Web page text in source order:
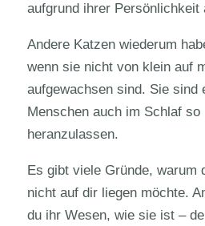
aufgrund ihrer Persönlichkeit
Andere Katzen wiederum
wenn sie nicht von klein auf
aufgewachsen sind. Sie sind
Menschen auch im Schlaf so
heranzulassen.
Es gibt viele Gründe, warum
nicht auf dir liegen möchte.
du ihr Wesen, wie sie ist –